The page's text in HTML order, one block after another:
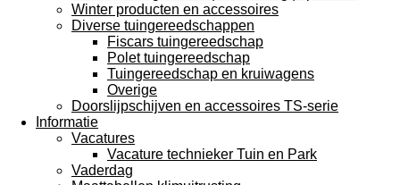
Winter producten en accessoires
Diverse tuingereedschappen
Fiscars tuingereedschap
Polet tuingereedschap
Tuingereedschap en kruiwagens
Overige
Doorslijpschijven en accessoires TS-serie
Informatie
Vacatures
Vacature technieker Tuin en Park
Vaderdag